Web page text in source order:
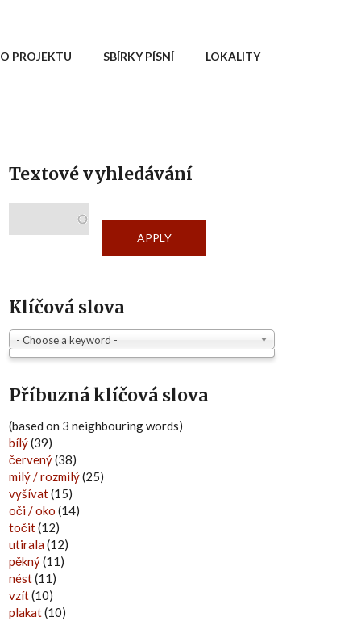
O PROJEKTU SBÍRKY PÍSNÍ LOKALITY
Textové vyhledávání
Klíčová slova
- Choose a keyword -
Příbuzná klíčová slova
(based on 3 neighbouring words)
bílý(39)
červený(38)
milý / rozmilý(25)
vyšívat(15)
oči / oko (14)
točit(12)
utirala(12)
pěkný(11)
nést(11)
vzít(10)
plakat(10)